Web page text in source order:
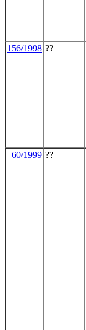
156/1998 ??
60/1999 ??